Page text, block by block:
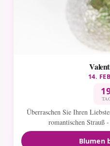
14.
Überraschen Sie Ihren
romantischen Strauß
Blumen